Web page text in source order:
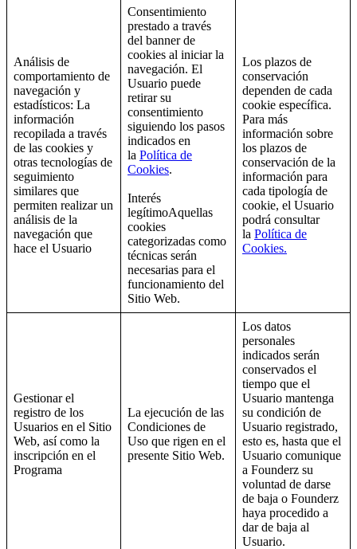
Análisis de
comportamiento de
navegación y
estadísticos: La
información
recopilada a través
de las cookies y
otras tecnologías de
seguimiento
similares que
permiten realizar un
análisis de la
navegación que
hace el Usuario
Consentimiento
prestado a través
del banner de
cookies al iniciar la
navegación. El
Usuario puede
retirar su
consentimiento
siguiendo los pasos
indicados en
la Política de
Cookies.
Interés
legítimoAquellas
cookies
categorizadas como
técnicas serán
necesarias para el
funcionamiento del
Sitio Web.
Los plazos de
conservación
dependen de cada
cookie específica.
Para más
información sobre
los plazos de
conservación de la
información para
cada tipología de
cookie, el Usuario
podrá consultar
la Política de
Cookies.
Gestionar el
registro de los
Usuarios en el Sitio
Web, así como la
inscripción en el
Programa
La ejecución de las
Condiciones de
Uso que rigen en el
presente Sitio Web.
Los datos
personales
indicados serán
conservados el
tiempo que el
Usuario mantenga
su condición de
Usuario registrado,
esto es, hasta que el
Usuario comunique
a Founderz su
voluntad de darse
de baja o Founderz
haya procedido a
dar de baja al
Usuario.